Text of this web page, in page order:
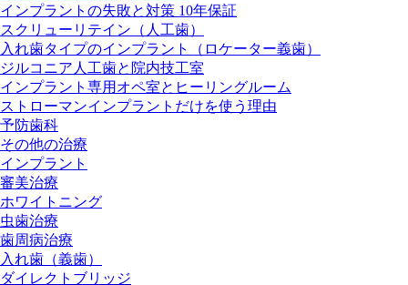
インプラントの失敗と対策 10年保証
スクリューリテイン（人工歯）
入れ歯タイプのインプラント（ロケーター義歯）
ジルコニア人工歯と院内技工室
インプラント専用オペ室とヒーリングルーム
ストローマンインプラントだけを使う理由
予防歯科
その他の治療
インプラント
審美治療
ホワイトニング
虫歯治療
歯周病治療
入れ歯（義歯）
ダイレクトブリッジ